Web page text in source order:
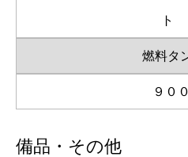
ト
燃料タ
９０
備品・その他